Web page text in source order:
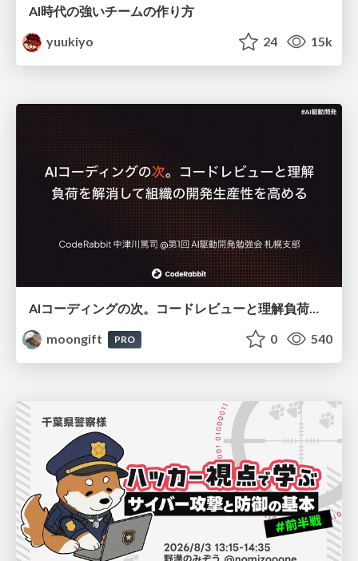
AI時代の強いチームの作り方
yuukiyo
24 15k
AIコーディングの次。コードレビューと理解負荷を解消して組織の開発生産性を高める
moongift
PRO 0 540